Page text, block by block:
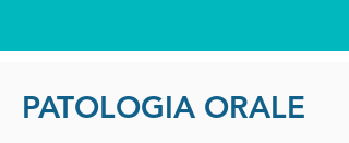
PATOLOGIA ORALE